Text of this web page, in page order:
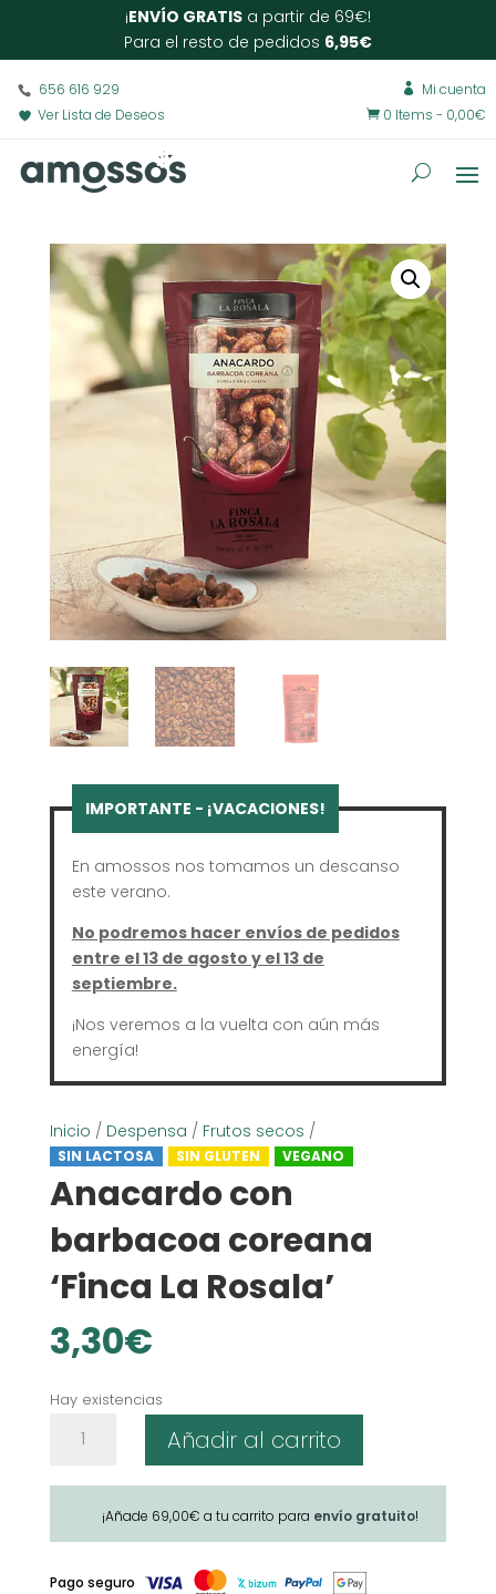
¡ENVÍO GRATIS a partir de 69€!
Para el resto de pedidos 6,95€
656 616 929
Ver Lista de Deseos
 Mi cuenta
 0 Items - 0,00€
En amossos nos tomamos un descanso
este verano.
No podremos hacer envíos de pedidos
entre el 13 de agosto y el 13 de
septiembre.
¡Nos veremos a la vuelta con aún más
energía!
Inicio / Despensa / Frutos secos /
SIN LACTOSA SIN GLUTEN VEGANO
Anacardo con
barbacoa coreana
‘Finca La Rosala’
3,30€
Hay existencias
Rosala'
Añadir al carrito
¡Añade 69,00€ a tu carrito para envío gratuito!
Pago seguro